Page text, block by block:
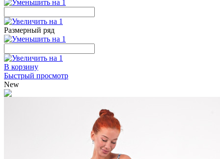
Размерный ряд
В корзину
Быстрый просмотр
New